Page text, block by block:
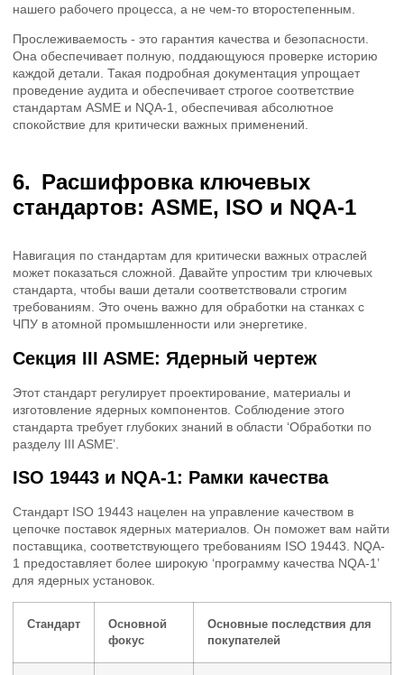
нашего рабочего процесса, а не чем-то второстепенным.
Прослеживаемость - это гарантия качества и безопасности.
Она обеспечивает полную, поддающуюся проверке историю
каждой детали. Такая подробная документация упрощает
проведение аудита и обеспечивает строгое соответствие
стандартам ASME и NQA-1, обеспечивая абсолютное
спокойствие для критически важных применений.
Расшифровка ключевых
стандартов: ASME, ISO и NQA-1
Навигация по стандартам для критически важных отраслей
может показаться сложной. Давайте упростим три ключевых
стандарта, чтобы ваши детали соответствовали строгим
требованиям. Это очень важно для обработки на станках с
ЧПУ в атомной промышленности или энергетике.
Секция III ASME: Ядерный чертеж
Этот стандарт регулирует проектирование, материалы и
изготовление ядерных компонентов. Соблюдение этого
стандарта требует глубоких знаний в области ‘Обработки по
разделу III ASME’.
ISO 19443 и NQA-1: Рамки качества
Стандарт ISO 19443 нацелен на управление качеством в
цепочке поставок ядерных материалов. Он поможет вам найти
поставщика, соответствующего требованиям ISO 19443. NQA-
1 предоставляет более широкую ‘программу качества NQA-1’
для ядерных установок.
Стандарт
Основной
фокус
Основные последствия для
покупателей